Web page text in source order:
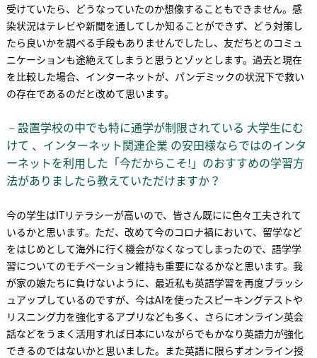
受けていたら、どうなっていたのか想像することもできません。感
染状況はテレビや新聞を通してしか知ることができず、どう対策し
たら良いかを調べる手段もありませんでしたし、友だちとのコミュ
ニケーションも途絶えてしまうと思うとゾッとします。過去と現在
を比較した場合、インターネットが、パンデミックの状況下で救い
の存在であるのだと改めて思います。
－設置学校の中でも特に通学が制限されている 大学生にむ
けて 、インターネット関連企業 の安田様ならではのインタ
ーネットを利用した「今だからこそ!」のおすすめの学習方
法がありましたら教えていただけますか？
今の学生はITリテラシーが高いので、皆さん既にに色々工夫されて
いるかと思います。ただ、改めて今のコロナ禍において、留学など
をはじめとして海外に行く機会がなくなってしまったので、語学学
習についてのモチベーション維持も重要になるかなと思います。我
が家の娘たちに負けないように、最近私も英語学習を再度ブラッシ
ュアップしているのですが、今はAIを使ったスピーキングテストや
リスニング力を強化するアプリなども多く、さらにオンライン英会
話などをうまく活用すれば日本にいながらでもかなり英語力が強化
できるのではないかと思いました。また英語に限らずオンライン授